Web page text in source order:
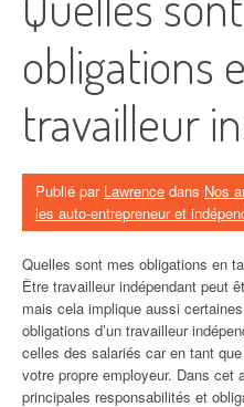
obligations
travailleur
Publié par Lawrence dans Nos
les auto-entrepreneur et
Quelles sont mes obligations en
Être travailleur indépendant peut
mais cela implique aussi
obligations d’un travailleur
celles des salariés car en tant
votre propre employeur. Dans cet
principales responsabilités et